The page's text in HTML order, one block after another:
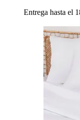
Entrega hasta el